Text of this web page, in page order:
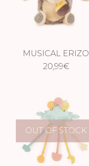
MUSICAL ERIZO
PIKSI
20,99€
OUT OF STOCK